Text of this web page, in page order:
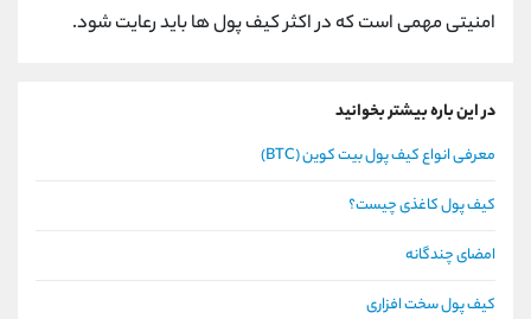
امنیتی مهمی است که در اکثر کیف پول ها باید رعایت شود.
در این باره بیشتر بخوانید
معرفی انواع کیف پول بیت کوین (BTC)
کیف پول کاغذی چیست؟
امضای چندگانه
کیف پول سخت افزاری